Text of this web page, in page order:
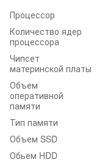
Процессор
Количество ядер
процессора
Чипсет
материнской платы
Объем
оперативной
памяти
Тип памяти
Объем SSD
Обьем HDD